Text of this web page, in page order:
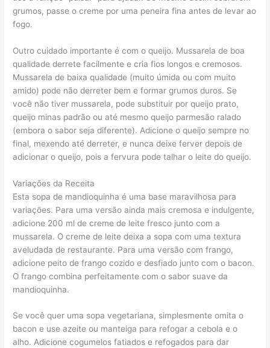
grumos, passe o creme por uma peneira fina antes de levar ao
fogo.
Outro cuidado importante é com o queijo. Mussarela de boa
qualidade derrete facilmente e cria fios longos e cremosos.
Mussarela de baixa qualidade (muito úmida ou com muito
amido) pode não derreter bem e formar grumos duros. Se
você não tiver mussarela, pode substituir por queijo prato,
queijo minas padrão ou até mesmo queijo parmesão ralado
(embora o sabor seja diferente). Adicione o queijo sempre no
final, mexendo até derreter, e nunca deixe ferver depois de
adicionar o queijo, pois a fervura pode talhar o leite do queijo.
Variações da Receita
Esta sopa de mandioquinha é uma base maravilhosa para
variações. Para uma versão ainda mais cremosa e indulgente,
adicione 200 ml de creme de leite fresco junto com a
mussarela. O creme de leite deixa a sopa com uma textura
aveludada de restaurante. Para uma versão com frango,
adicione peito de frango cozido e desfiado junto com o bacon.
O frango combina perfeitamente com o sabor suave da
mandioquinha.
Se você quer uma sopa vegetariana, simplesmente omita o
bacon e use azeite ou manteiga para refogar a cebola e o
alho. Adicione cogumelos fatiados e refogados para dar